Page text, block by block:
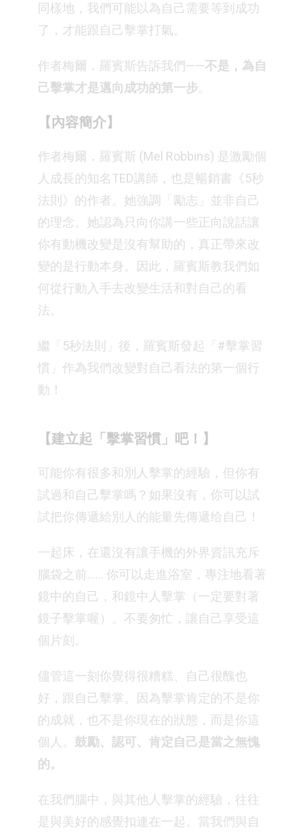
同樣地，我們可能以為自己需要等到成功
了，才能跟自己擊掌打氣。
作者梅爾．羅賓斯告訴我們——不是，為自
己擊掌才是邁向成功的第一步。
【內容簡介】
作者梅爾．羅賓斯 (Mel Robbins) 是激勵個
人成長的知名TED講師，也是暢銷書《5秒
法則》的作者。她強調「勵志」並非自己
的理念。她認為只向你講一些正向說話讓
你有動機改變是沒有幫助的，真正帶來改
變的是行動本身。因此，羅賓斯教我們如
何從行動入手去改變生活和對自己的看
法。
繼「5秒法則」後，羅賓斯發起「#擊掌習
慣」作為我們改變對自己看法的第一個行
動！
【建立起「擊掌習慣」吧！】
可能你有很多和別人擊掌的經驗，但你有
試過和自己擊掌嗎？如果沒有，你可以試
試把你傳遞給別人的能量先傳遞给自己！
一起床，在還沒有讓手機的外界資訊充斥
腦袋之前…… 你可以走進浴室，專注地看著
鏡中的自己，和鏡中人擊掌（一定要對著
鏡子擊掌喔）。不要匆忙，讓自己享受這
個片刻。
儘管這一刻你覺得很糟糕、自己很醜也
好，跟自己擊掌。因為擊掌肯定的不是你
的成就，也不是你現在的狀態，而是你這
個人。 鼓勵、認可、肯定自己是當之無愧
的。
在我們腦中，與其他人擊掌的經驗，往往
是與美好的感覺扣連在一起。當我們與自